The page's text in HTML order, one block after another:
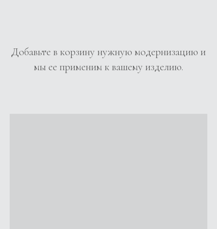
Добавьте в корзину нужную модернизацию и
мы ее применим к вашему изделию.